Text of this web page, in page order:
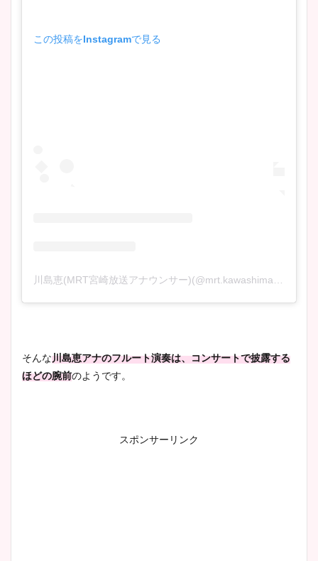
この投稿をInstagramで見る
川島恵(MRT宮崎放送アナウンサー)(@mrt.kawashima)がシェアした投稿
そんな川島恵アナのフルート演奏は、コンサートで披露する
ほどの腕前のようです。
スポンサーリンク